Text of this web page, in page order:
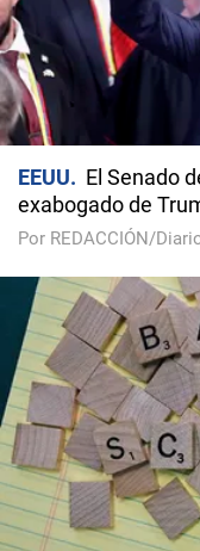
EEUU
El Senado
exabogado de
Por REDACCIÓN/